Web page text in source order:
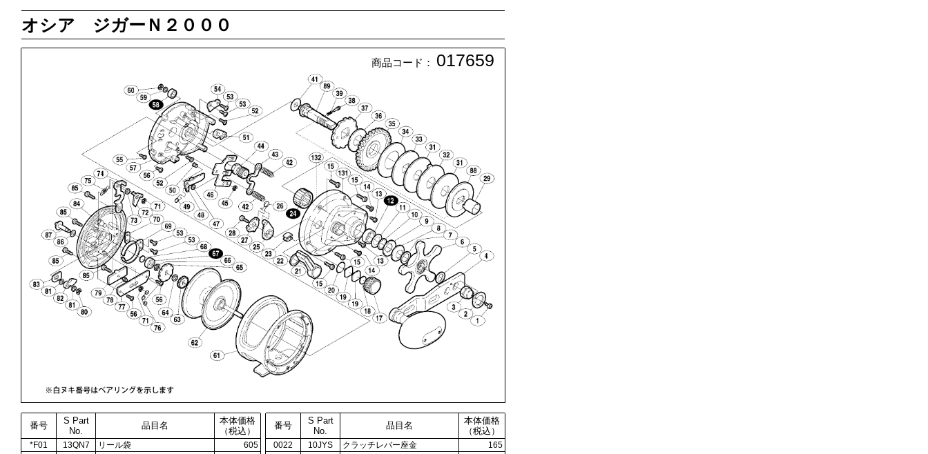
オシア ジガーＮ２０００
商品コード： 017659
番号
S Part
No.
品目名
本体価格
（税込）
番号
S Part
No.
品目名
本体価格
（税込）
*F01 13QN7 リール袋 605 0022 10JYS クラッチレバー座金
165